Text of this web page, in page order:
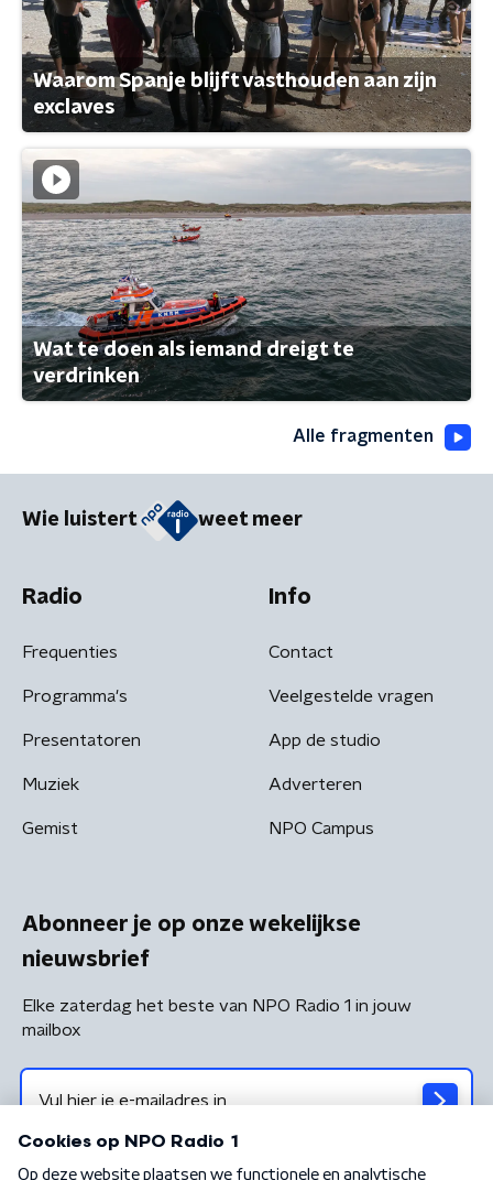
Waarom Spanje blijft vasthouden aan zijn
exclaves
Wat te doen als iemand dreigt te
verdrinken
Alle fragmenten
Wie luistert weet meer
Radio
Frequenties
Programma's
Presentatoren
Muziek
Gemist
Info
Contact
Veelgestelde vragen
App de studio
Adverteren
NPO Campus
Abonneer je op onze wekelijkse
nieuwsbrief
Elke zaterdag het beste van NPO Radio 1 in jouw
mailbox